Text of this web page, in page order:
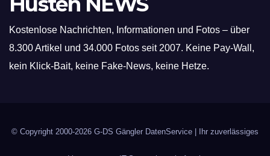
Kostenlose Nachrichten, Informationen und Fotos – über
8.300 Artikel und 34.000 Fotos seit 2007. Keine Pay-Wall,
kein Klick-Bait, keine Fake-News, keine Hetze.
© Copyright 2000-2026 G-DS Gängler DatenService | Ihr zuverlässiges